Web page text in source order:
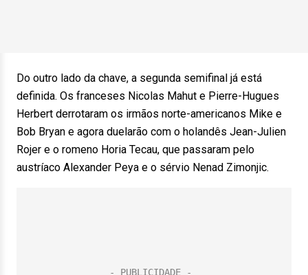
Do outro lado da chave, a segunda semifinal já está
definida. Os franceses Nicolas Mahut e Pierre-Hugues
Herbert derrotaram os irmãos norte-americanos Mike e
Bob Bryan e agora duelarão com o holandês Jean-Julien
Rojer e o romeno Horia Tecau, que passaram pelo
austríaco Alexander Peya e o sérvio Nenad Zimonjic.